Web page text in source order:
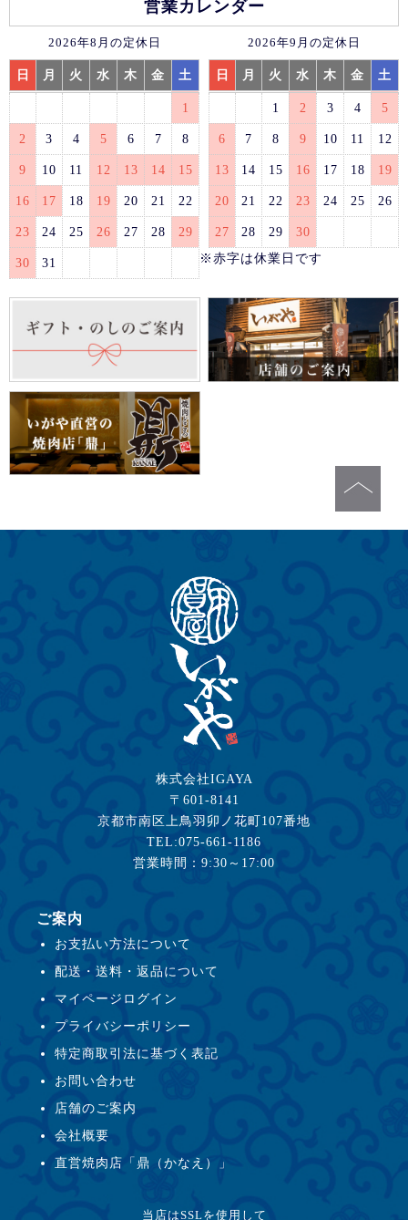
営業カレンダー
2026年8月の定休日
日 月 火 水 木 金 土
1
2 3 4 5 6 7 8
9 10 11 12 13 14 15
16 17 18 19 20 21 22
23 24 25 26 27 28 29
30 31
2026年9月の定休日
日 月 火 水 木 金 土
1 2 3 4 5
6 7 8 9 10 11 12
13 14 15 16 17 18 19
20 21 22 23 24 25 26
27 28 29
30
※赤字は休業日です
株式会社IGAYA
〒601-8141
京都市南区上鳥羽卯ノ花町107番地
TEL:075-661-1186
営業時間：9:30～17:00
ご案内
お支払い方法について
配送・送料・返品について
マイページログイン
プライバシーポリシー
特定商取引法に基づく表記
お問い合わせ
店舗のご案内
会社概要
直営焼肉店「鼎（かなえ）」
当店はSSLを使用して